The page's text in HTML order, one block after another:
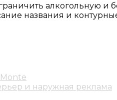
алкогольную
названия и
и наружная реклама